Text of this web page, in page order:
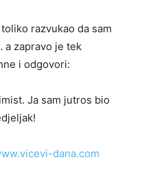
razvukao da sam
a zapravo je tek
i odgovori:
Ja sam jutros bio
dana.com